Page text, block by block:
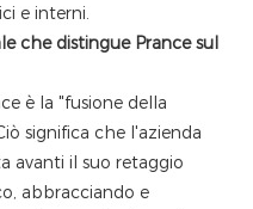
e interni.
che distingue Prance sul
è la "fusione della
significa che l'azienda
avanti il ​​suo retaggio
abbracciando e